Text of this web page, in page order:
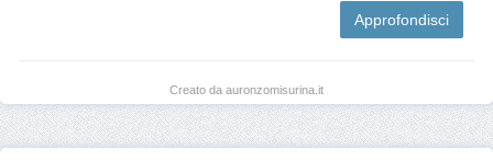
Approfondisci
Creato da auronzomisurina.it